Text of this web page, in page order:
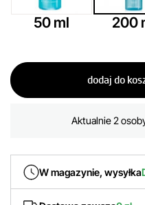
50 ml 200
dodaj do
Aktualnie 2
Produkt cieszy
W magazynie, wysyłka